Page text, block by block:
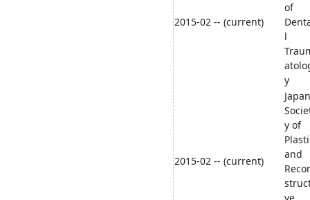
2015-02 -- (current)
of
l
y
2015-02 -- (current)
Japan
y of
and